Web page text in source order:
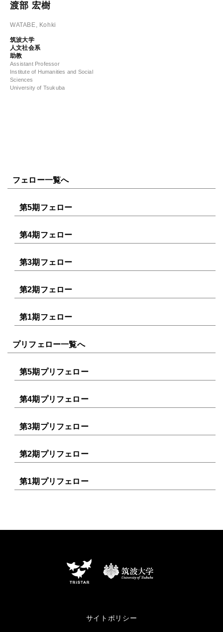
フェロー一覧へ
第5期フェロー
第4期フェロー
第3期フェロー
第2期フェロー
第1期フェロー
プリフェロー一覧へ
第5期プリフェロー
第4期プリフェロー
第3期プリフェロー
第2期プリフェロー
第1期プリフェロー
渡部 宏樹
WATABE, Kohki
筑波大学
人文社会系
助教
Assistant Professor
Institute of Humanities and Social
Sciences
University of Tsukuba
サイトポリシー